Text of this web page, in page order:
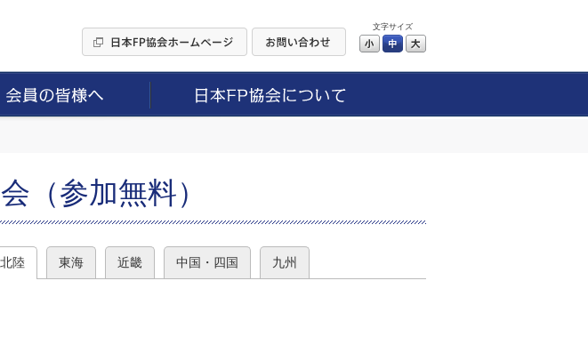
文字サイズ
小 中
（参加無料）
北陸 東海 近畿 中国・四国 九州